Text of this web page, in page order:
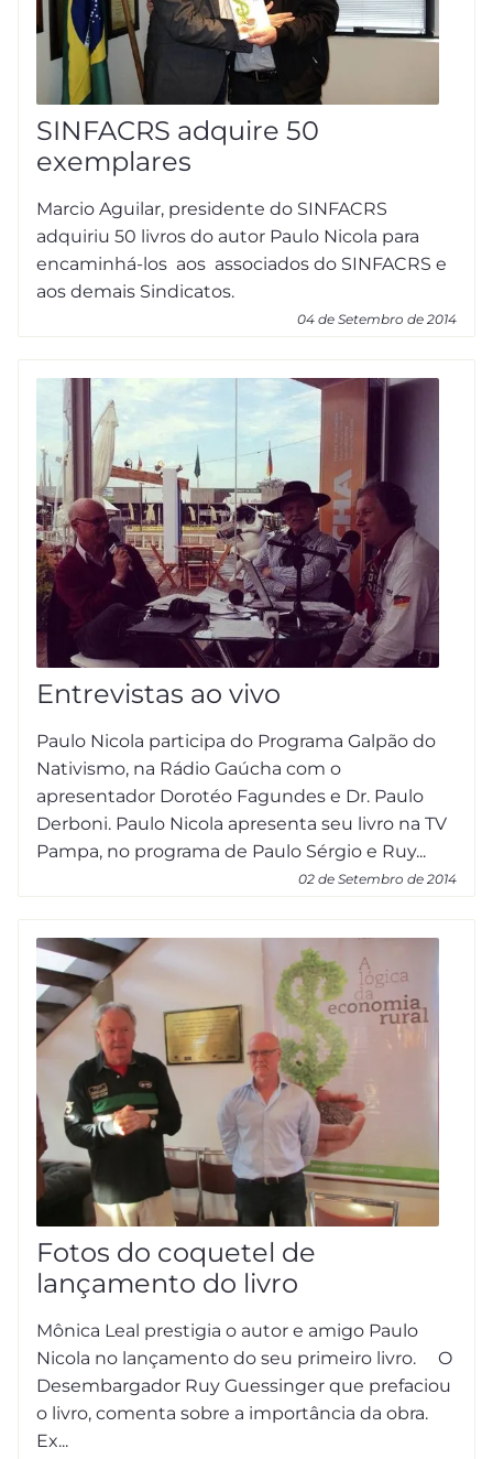
SINFACRS adquire 50
exemplares
Marcio Aguilar, presidente do SINFACRS
adquiriu 50 livros do autor Paulo Nicola para
encaminhá-los aos associados do SINFACRS e
aos demais Sindicatos.
04 de Setembro de 2014
Entrevistas ao vivo
Paulo Nicola participa do Programa Galpão do
Nativismo, na Rádio Gaúcha com o
apresentador Dorotéo Fagundes e Dr. Paulo
Derboni. Paulo Nicola apresenta seu livro na TV
Pampa, no programa de Paulo Sérgio e Ruy...
02 de Setembro de 2014
Fotos do coquetel de
lançamento do livro
Mônica Leal prestigia o autor e amigo Paulo
Nicola no lançamento do seu primeiro livro. O
Desembargador Ruy Guessinger que prefaciou
o livro, comenta sobre a importância da obra.
Ex...